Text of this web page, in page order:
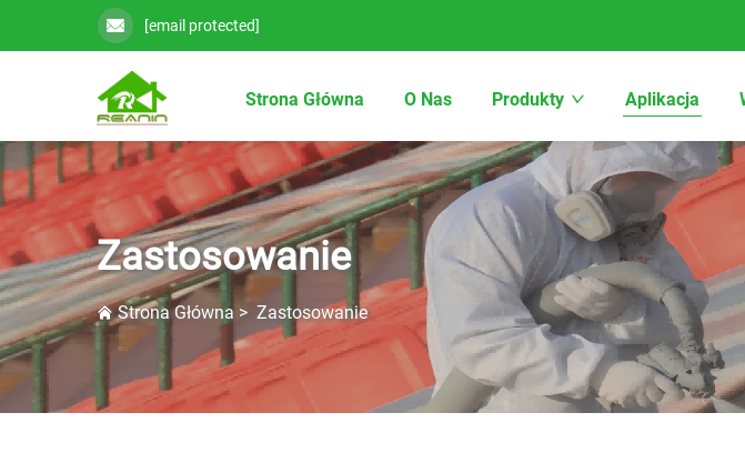
[email protected]
Strona Główna O Nas Produkty Aplikacja
Zastosowanie
Strona Główna > Zastosowanie